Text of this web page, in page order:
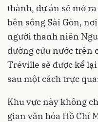
thành, dự án sẽ mở
bên sông Sài Gòn,
người thanh niên
đường cứu nước trên
Tréville sẽ được kể
sau một cách trực
Khu vực này không
gian văn hóa Hồ Chí